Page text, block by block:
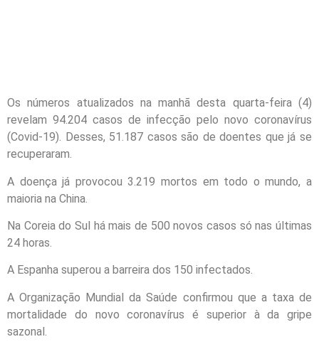
Os números atualizados na manhã desta quarta-feira (4)
revelam 94.204 casos de infecção pelo novo coronavírus
(Covid-19). Desses, 51.187 casos são de doentes que já se
recuperaram.
A doença já provocou 3.219 mortos em todo o mundo, a
maioria na China.
Na Coreia do Sul há mais de 500 novos casos só nas últimas
24 horas.
A Espanha superou a barreira dos 150 infectados.
A Organização Mundial da Saúde confirmou que a taxa de
mortalidade do novo coronavírus é superior à da gripe
sazonal.